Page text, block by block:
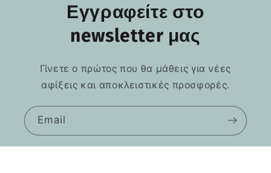
Εγγραφείτε στο
newsletter μας
Γίνετε ο πρώτος που θα μάθεις για νέες
αφίξεις και αποκλειστικές προσφορές.
Email